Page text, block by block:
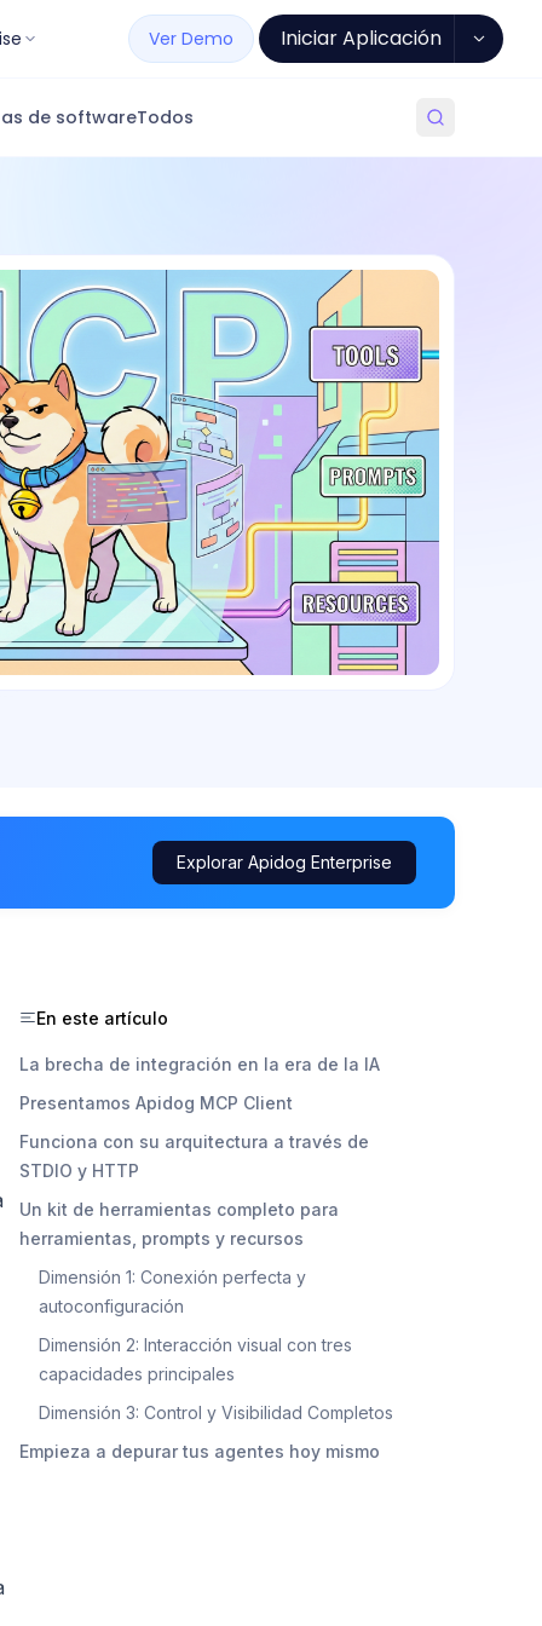
Ver Demo Iniciar Aplicación
de softwareTodos
Explorar Apidog Enterprise
En este artículo
La brecha de integración en la era de la IA
Presentamos Apidog MCP Client
Funciona con su arquitectura a través de
STDIO y HTTP
Un kit de herramientas completo para
herramientas, prompts y recursos
Dimensión 1: Conexión perfecta y
autoconfiguración
Dimensión 2: Interacción visual con tres
capacidades principales
Dimensión 3: Control y Visibilidad Completos
Empieza a depurar tus agentes hoy mismo